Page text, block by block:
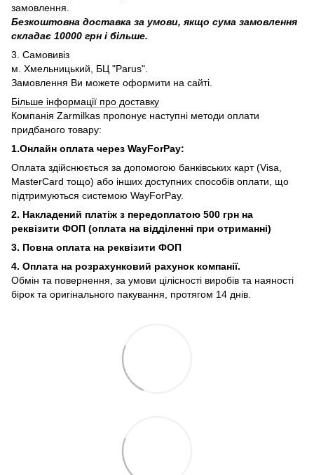
замовлення.
Безкоштовна доставка за умови, якщо сума замовлення
складає 10000 грн і більше.
3. Самовивіз
м. Хмельницький, БЦ "Parus".
Замовлення Ви можете оформити на сайті.
Більше інформації про доставку
Компанія Zarmilkas пропонує наступні методи оплати
придбаного товару:
1.Онлайн оплата через WayForPay:
Оплата здійснюється за допомогою банківських карт (Visa,
MasterCard тощо) або інших доступних способів оплати, що
підтримуються системою WayForPay.
2. Накладений платіж з передоплатою 500 грн на
реквізити ФОП (оплата на відділенні при отриманні)
3. Повна оплата на реквізити ФОП
4. Оплата на розрахунковий рахунок компанії.
Обмін та повернення, за умови цілісності виробів та наяності
бірок та оригінального пакування, протягом 14 днів.